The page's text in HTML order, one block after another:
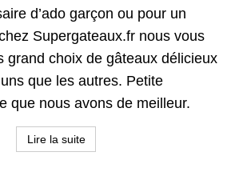
d’ado garçon ou pour un
Supergateaux.fr nous vous
grand choix de gâteaux délicieux
que les autres. Petite
que nous avons de meilleur.
Lire la suite